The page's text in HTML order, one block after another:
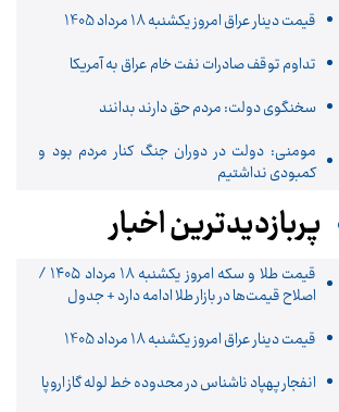
قیمت دینار عراق امروز یکشنبه 18 مرداد 1405
تداوم توقف صادرات نفت خام عراق به آمریکا
سخنگوی دولت: مردم حق دارند بدانند
مومنی: دولت در دوران جنگ کنار مردم بود و
کمبودی نداشتیم
پربازدیدترین اخبار
قیمت طلا و سکه امروز یکشنبه ۱۸ مرداد ۱۴۰۵ /
اصلاح قیمت‌ها در بازار طلا ادامه دارد + جدول
قیمت دینار عراق امروز یکشنبه 18 مرداد 1405
انفجار پهپاد ناشناس در محدوده خط لوله گاز اروپا